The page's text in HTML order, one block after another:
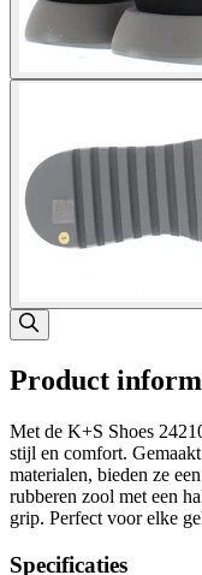
Product
Met de K+S Shoes
stijl en comfort.
materialen, bieden ze
rubberen zool met een
grip. Perfect voor elke
Specificaties